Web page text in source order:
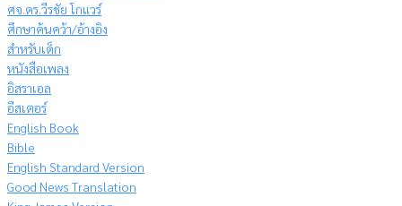
ศจ.ดร.วีรชัย โกแวร์
ศึกษาค้นคว้า/อ้างอิง
สำหรับเด็ก
หนังสือเพลง
อิสราเอล
อีสเตอร์
English Book
Bible
English Standard Version
Good News Translation